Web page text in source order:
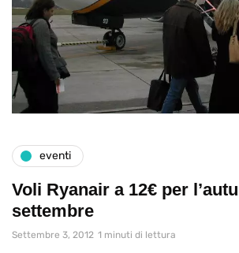
eventi
Voli Ryanair a 12€ per
settembre
Settembre 3, 2012 1 minuti di lettura